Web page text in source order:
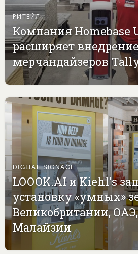
РИТЕЙЛ
Компания Homebase
расширяет
мерчандайзеров
DIGITAL SIGNAGE
LOOOK.AI и Kiehl's
установку «умных»
Великобритании,
Малайзии